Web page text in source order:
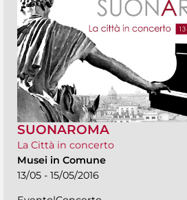
SUONAROMA
La Città in concerto
Musei in Comune
13/05 - 15/05/2016